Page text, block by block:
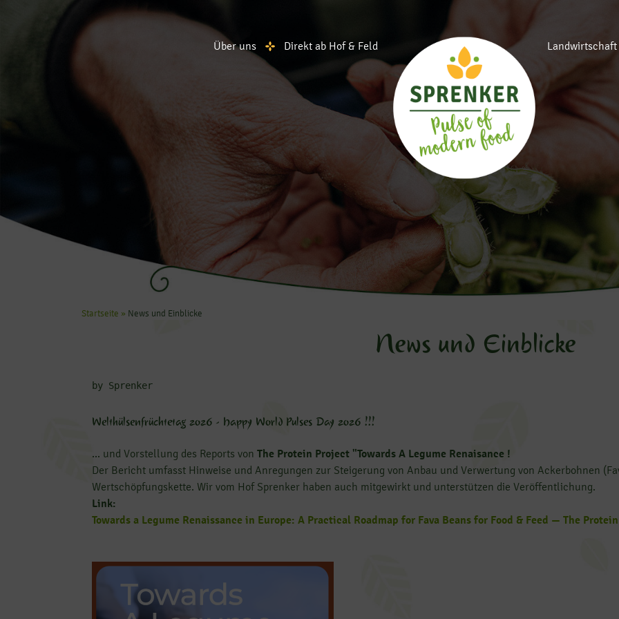
Über uns Direkt ab Hof & Feld Landwirtschaft
Startseite » News und Einblicke
News und Einblicke
Welthülsenfrüchtetag 2026 - Happy World Pulses Day 2026 !!!
... und Vorstellung des Reports von The Protein Project "Towards A Legume Renaisance !
Der Bericht umfasst Hinweise und Anregungen zur Steigerung von Anbau und Verwertung von Ackerbohnen
Wertschöpfungskette. Wir vom Hof Sprenker haben auch mitgewirkt und unterstützen die Veröffentlichung.
Link:
Towards a Legume Renaissance in Europe: A Practical Roadmap for Fava Beans for Food & Feed — The